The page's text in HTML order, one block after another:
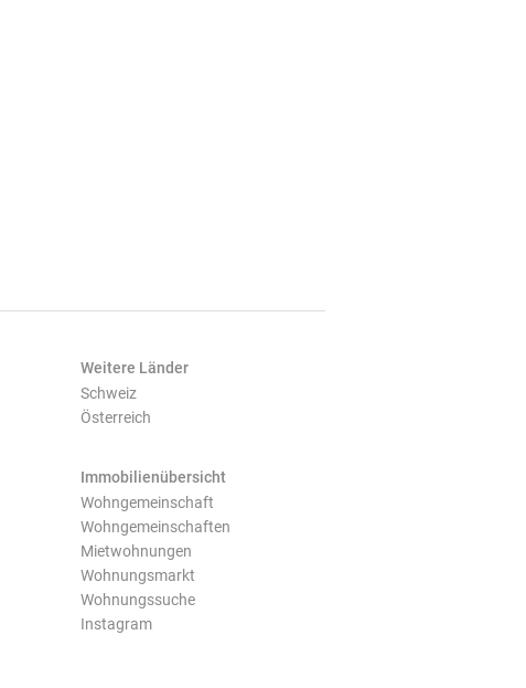
Weitere Länder
Schweiz
Österreich
Immobilienübersicht
Wohngemeinschaft
Wohngemeinschaften
Mietwohnungen
Wohnungsmarkt
Wohnungssuche
Instagram